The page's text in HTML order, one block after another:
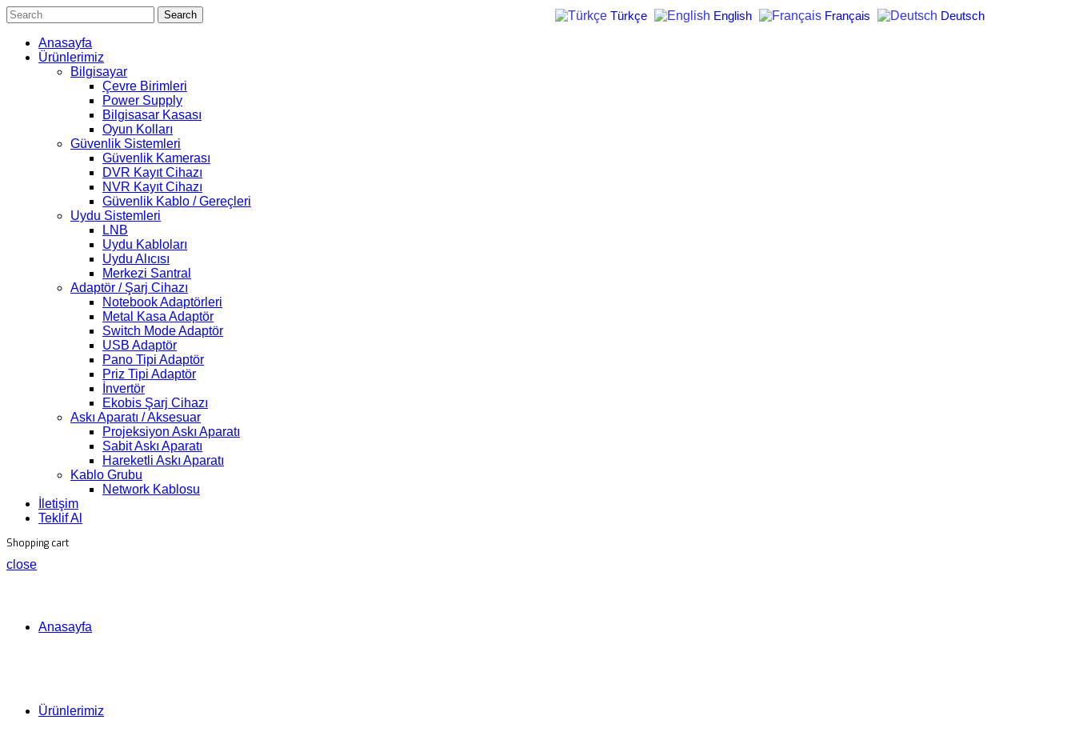
Search
Anasayfa
Ürünlerimiz
Bilgisayar
Çevre Birimleri
Power Supply
Bilgisasar Kasası
Oyun Kolları
Güvenlik Sistemleri
Güvenlik Kamerası
DVR Kayıt Cihazı
NVR Kayıt Cihazı
Güvenlik Kablo / Gereçleri
Uydu Sistemleri
LNB
Uydu Kabloları
Uydu Alıcısı
Merkezi Santral
Adaptör / Şarj Cihazı
Notebook Adaptörleri
Metal Kasa Adaptör
Switch Mode Adaptör
USB Adaptör
Pano Tipi Adaptör
Priz Tipi Adaptör
İnvertör
Ekobis Şarj Cihazı
Askı Aparatı / Aksesuar
Projeksiyon Askı Aparatı
Sabit Askı Aparatı
Hareketli Askı Aparatı
Kablo Grubu
Network Kablosu
İletişim
Teklif Al
Shopping cart
close
Anasayfa
Ürünlerimiz
Türkçe English Français Deutsch